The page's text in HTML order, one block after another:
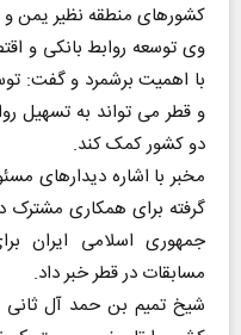
کشورهای منطقه نظیر یمن و
وی توسعه روابط بانکی و
با اهمیت برشمرد و گفت:
و قطر می تواند به تسهیل
دو کشور کمک کند.
مخبر با اشاره دیدارهای
گرفته برای همکاری مشترک
جمهوری اسلامی ایران
مسابقات در قطر خبر داد.
شیخ تمیم بن حمد آل ثانی